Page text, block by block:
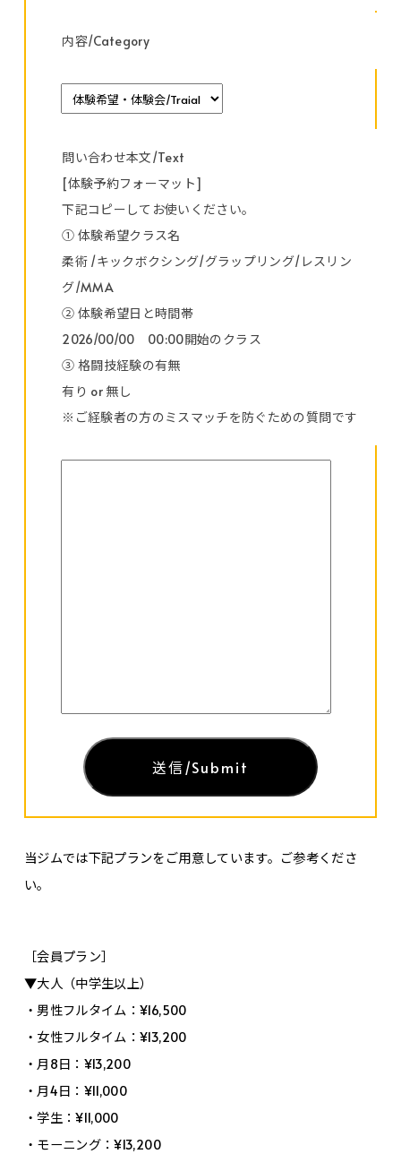
内容/Category
問い合わせ本文/Text
[体験予約フォーマット]
下記コピーしてお使いください。
① 体験希望クラス名
柔術 /キックボクシング/グラップリング/レスリン
グ/MMA
② 体験希望日と時間帯
2026/00/00 00:00開始のクラス
③ 格闘技経験の有無
有り or 無し
※ご経験者の方のミスマッチを防ぐための質問です
当ジムでは下記プランをご用意しています。ご参考くださ
い。
［会員プラン］
▼大人（中学生以上）
・男性フルタイム：¥16,500
・女性フルタイム：¥13,200
・月8日：¥13,200
・月4日：¥11,000
・学生：¥11,000
・モーニング：¥13,200